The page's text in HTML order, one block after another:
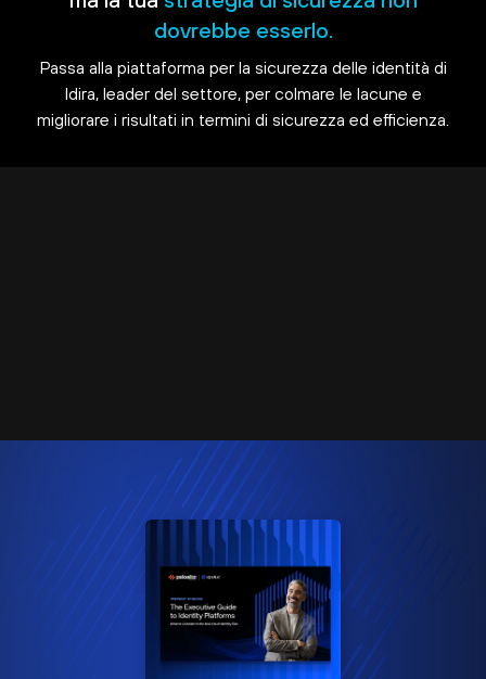
dovrebbe esserlo.
Passa alla piattaforma per la sicurezza delle identità di
Idira, leader del settore, per colmare le lacune e
migliorare i risultati in termini di sicurezza ed efficienza.